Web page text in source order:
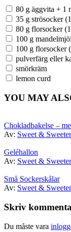
80 g äggvita + 1
35 g strösocker
80 g florsocker
100 g mandelmjöl
100 g florsocker
pulverfärg eller
smörkräm
lemon curd
YOU MAY
Chokladbakelse –
Av: Sweet & Sweeter
Geléhallon
Av: Sweet & Sweeter
Små Sockerskålar
Av: Sweet & Sweeter
Skriv
Du måste vara